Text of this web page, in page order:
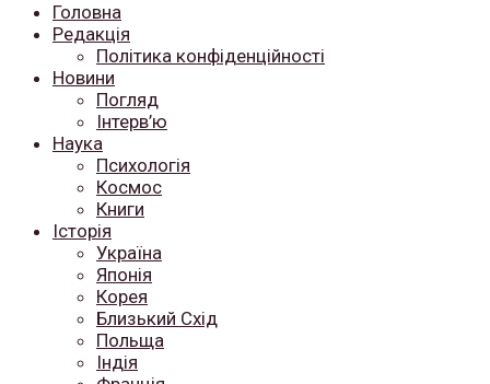
Головна
Редакція
Політика конфіденційності
Новини
Погляд
Інтерв’ю
Наука
Психологія
Космос
Книги
Історія
Україна
Японія
Корея
Близький Схід
Польща
Індія